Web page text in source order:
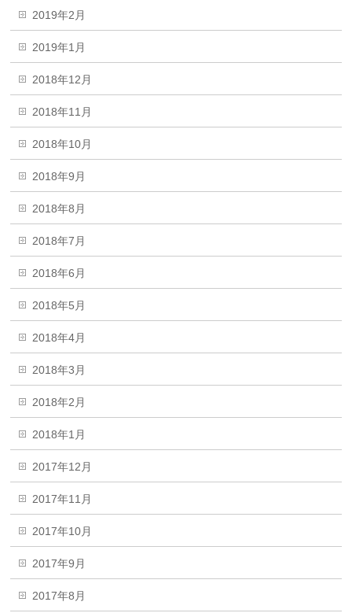
2019年2月
2019年1月
2018年12月
2018年11月
2018年10月
2018年9月
2018年8月
2018年7月
2018年6月
2018年5月
2018年4月
2018年3月
2018年2月
2018年1月
2017年12月
2017年11月
2017年10月
2017年9月
2017年8月